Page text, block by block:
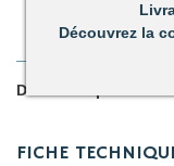
Détails du produit
FICHE
Découvrez la